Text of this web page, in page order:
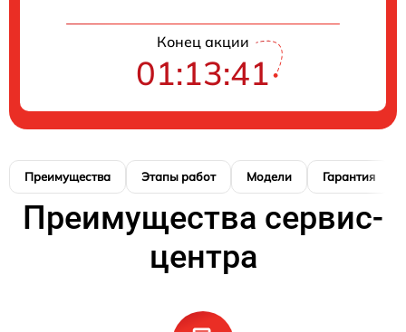
Конец акции
01:13:40
Преимущества Этапы работ Модели Гарантия
Преимущества сервис-
центра